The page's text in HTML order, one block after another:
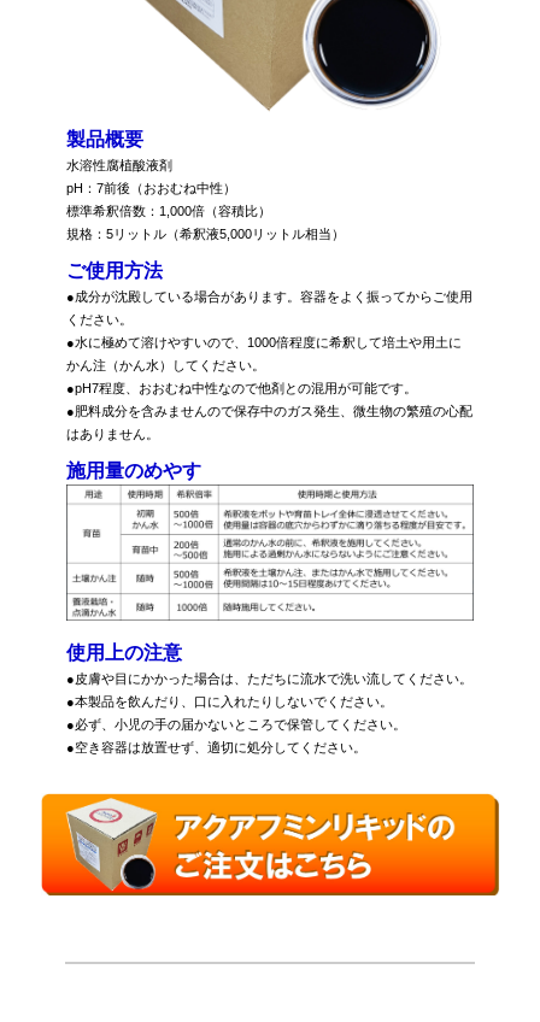
製品概要
水溶性腐植酸液剤
pH：7前後（おおむね中性）
標準希釈倍数：1,000倍（容積比）
規格：5リットル（希釈液5,000リットル相当）
ご使用方法
●成分が沈殿している場合があります。容器をよく振ってからご使用
ください。
●水に極めて溶けやすいので、1000倍程度に希釈して培土や用土に
かん注（かん水）してください。
●pH7程度、おおむね中性なので他剤との混用が可能です。
●肥料成分を含みませんので保存中のガス発生、微生物の繁殖の心配
はありません。
施用量のめやす
使用上の注意
●皮膚や目にかかった場合は、ただちに流水で洗い流してください。
●本製品を飲んだり、口に入れたりしないでください。
●必ず、小児の手の届かないところで保管してください。
●空き容器は放置せず、適切に処分してください。